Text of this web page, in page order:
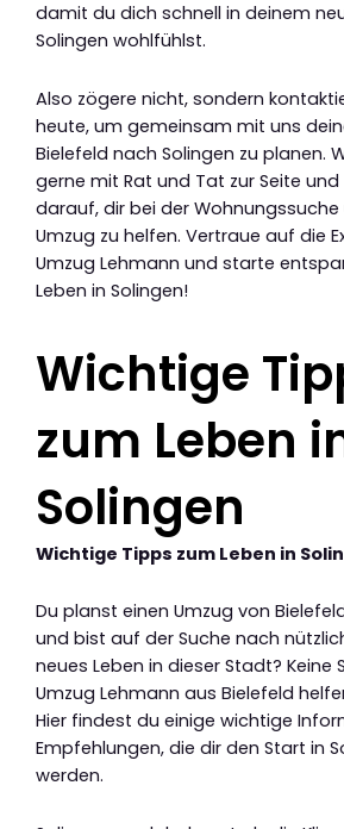
damit du dich schnell in deinem
Solingen wohlfühlst.
Also zögere nicht, sondern
heute, um gemeinsam mit uns
Bielefeld nach Solingen zu planen.
gerne mit Rat und Tat zur Seite
darauf, dir bei der
Umzug zu helfen. Vertraue auf die
Umzug Lehmann und starte
Leben in Solingen!
Wichtige
zum Leben
Solingen
Wichtige Tipps zum Leben in
Du planst einen Umzug von
und bist auf der Suche nach
neues Leben in dieser Stadt? Keine
Umzug Lehmann aus Bielefeld
Hier findest du einige wichtige
Empfehlungen, die dir den Start in
werden.